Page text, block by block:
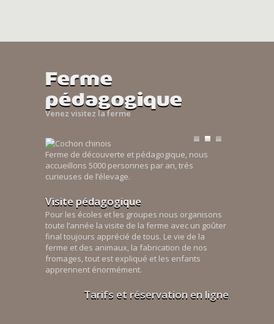
Ferme
pédagogique
Venez visitez la ferme
Ferme de découverte et pédagogique, nous
accueillons 5000 personnes par an, trés
curieuses de l’élevage.
Visite pédagogique
Pour les écoles et les groupes nous organisons
toute l’année la visite de la ferme avec un goûter
final toujours apprécié de tous. Le vie de la
ferme et des animaux, la fabrication de nos
fromages, tout est expliqué et les enfants
apprennent énormément.
Tarifs et réservation en ligne